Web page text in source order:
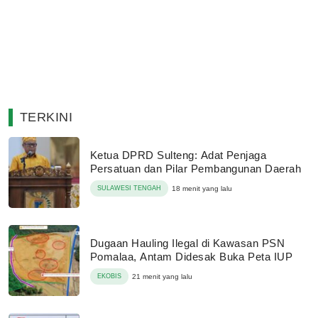
TERKINI
Ketua DPRD Sulteng: Adat Penjaga
Persatuan dan Pilar Pembangunan Daerah
SULAWESI TENGAH 18 menit yang lalu
Dugaan Hauling Ilegal di Kawasan PSN
Pomalaa, Antam Didesak Buka Peta IUP
EKOBIS 21 menit yang lalu